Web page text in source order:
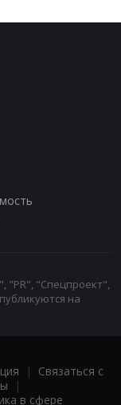
"PR", "Спецпроект",
на
| Связаться с
|
в сфере